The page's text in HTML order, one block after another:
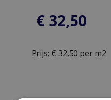
€ 32,50
Prijs: € 32,50 per m2